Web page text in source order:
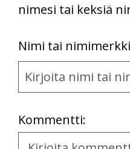
nimesi tai keksiä
Nimi tai
Kommentti:
Kommentti